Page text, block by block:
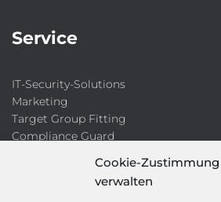
Cookie-Zustimmung
verwalten
Service
IT-Security-Solutions
Marketing
Target Group Fitting
Compliance Guard